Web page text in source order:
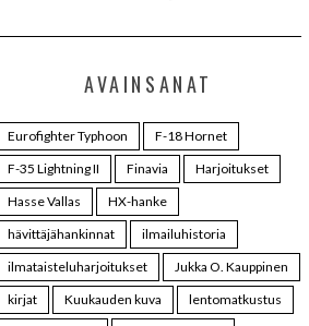
AVAINSANAT
Eurofighter Typhoon
F-18 Hornet
F-35 Lightning II
Finavia
Harjoitukset
Hasse Vallas
HX-hanke
hävittäjähankinnat
ilmailuhistoria
ilmataisteluharjoitukset
Jukka O. Kauppinen
kirjat
Kuukauden kuva
lentomatkustus